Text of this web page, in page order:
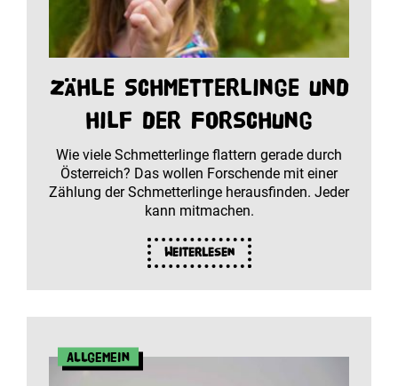
Zähle Schmetterlinge und
hilf der Forschung
Wie viele Schmetterlinge flattern gerade durch
Österreich? Das wollen Forschende mit einer
Zählung der Schmetterlinge herausfinden. Jeder
kann mitmachen.
Weiterlesen
Allgemein